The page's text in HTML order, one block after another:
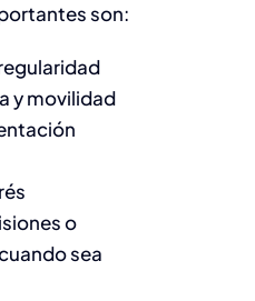
son:
y movilidad
o
sea